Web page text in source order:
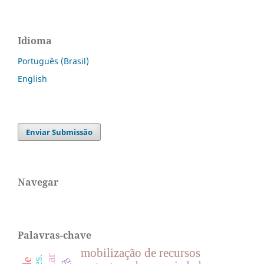
Idioma
Português (Brasil)
English
Enviar Submissão
Navegar
Palavras-chave
mobilização de recursos